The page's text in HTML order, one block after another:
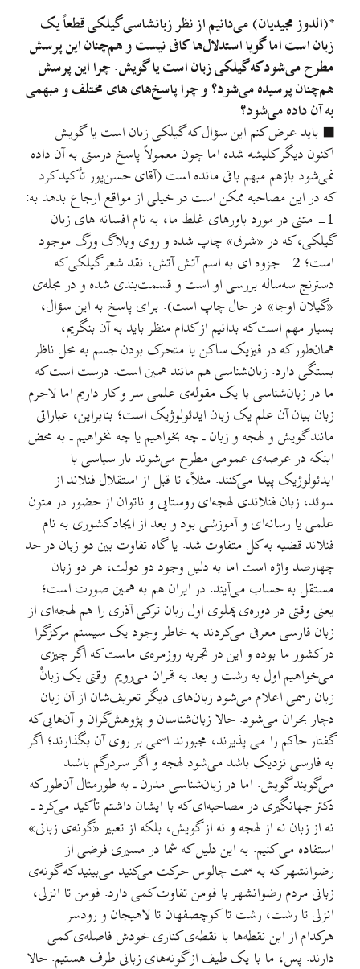
*(الدوز مجیدیان) می‌دانیم از نظر زبانشاسی گیلکی قطعاً یک
زبان است اما گویا استدلال‌ها کافی نیست و هم‌چنان این پرسش
مطرح می‌شود که گیلکی زبان است یا گویش. چرا این پرسش
هم‌چنان پرسیده می‌شود؟ و چرا پاسخ‌های های مختلف و مبهمی
به آن داده می‌شود؟
■ باید عرض کنم این سؤال که گیلکی زبان است یا گویش
اکنون دیگر کلیشه شده اما چون معمولاً پاسخ درستی به آن داده
نمی‌شود بازهم مبهم باقی مانده است (آقای حسن‌پور تأکید کرد
که در این مصاحبه ممکن است در خیلی از مواقع ارجاع بدهد به:
1- متنی در مورد باورهای غلط ما، به نام افسانه های زبان
گیلکی، که در «شرق» چاپ شده و روی وبلاگ ورگ موجود
است؛ 2- جزوه ای به اسم آتش آتش، نقد شعر گیلکی که
دسترنج سه‌ساله بررسی او است و قسمت‌بندی شده و در مجله‌ی
«گیلان اوجا» در حال چاپ است). برای پاسخ به این سؤال،
بسیار مهم است که بدانیم از کدام منظر باید به آن بنگریم،
همان‌طور که در فیزیک ساکن یا متحرک بودن جسم به محل ناظر
بستگی دارد. زبان‌شناسی هم مانند همین است. درست است که
ما در زبان‌شناسی با یک مقوله‌ی علمی سر و کار داریم اما لاجرم
زبان بیان آن علم یک زبان ایدئولوژیک است؛ بنابراین، عباراتی
مانند گویش و لهجه و زبان ـ چه بخواهیم یا چه نخواهیم ـ به محض
اینکه در عرصه‌ی عمومی مطرح می‌شوند بار سیاسی یا
ایدئولوژیک پیدا می‌کنند. مثلاً، تا قبل از استقلال فنلاند از
سوئد، زبان فنلاندی لهجه‌ای روستایی و ناتوان از حضور در متون
علمی یا رسانه‌ای و آموزشی بود و بعد از ایجاد کشوری به نام
فنلاند قضيه به کل متفاوت شد. یا گاه تفاوت بین دو زبان در حد
چهارصد واژه است اما به دلیل وجود دو دولت، هر دو زبان
مستقل به حساب می‌آیند. در ایران هم به همین صورت است؛
یعنی وقتی در دوره‌ی پهلوی اول زبان ترکی آذری را هم لهجه‌ای از
زبان فارسی معرفی می‌کردند به خاطر وجود یک سیستم مرکزگرا
در کشور ما بوده و این در تجربه روزمره‌ی ماست که اگر چیزی
می‌خواهیم اول به رشت و بعد به تهران می‌رویم. وقتی یک زبانْ
زبان رسمی اعلام می‌شود زبان‌های دیگر تعریف‌شان از آن زبان
دچار بحران می‌شود. حالا زبان‌شناسان و پژوهش‌گران و آن‌هایی که
گفتار حاکم را می پذیرند، مجبورند اسمی بر روی آن بگذارند؛ اگر
به فارسی نزدیک باشد می‌شود لهجه و اگر سردرگم باشند
می‌گویند گویش. اما در زبان‌شناسی مدرن ـ به طورمثال آن‌طور که
دکتر جهانگیری در مصاحبه‌ای که با ایشان داشتم تأکید می‌کرد ـ
نه از زبان نه از لهجه و نه از گویش، بلکه از تعبیر «گونه‌ی زبانی»
استفاده می کنیم. به این دلیل که شما در مسیری فرضی از
رضوانشهر که به سمت چالوس حرکت می‌کنید می‌بینید که گونه‌ی
زبانی مردم رضوانشهر با فومن تفاوت کمی دارد. فومن تا انزلی،
انزلی تا رشت، رشت تا کوچصفهان تا لاهیجان و رودسر …
هرکدام از این نقطه‌ها با نقطه‌ی کناری خودش فاصله‌ی کمی
دارند. پس، ما با یک طیف از گونه‌های زبانی طرف هستیم. حالا